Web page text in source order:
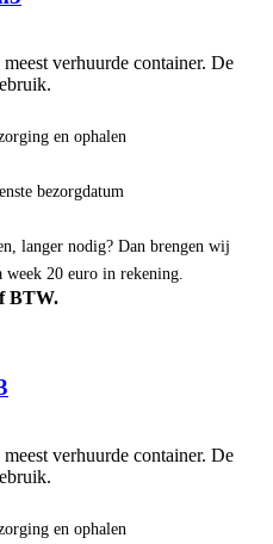
verhuurde container. De
en ophalen
bezorgdatum
langer nodig? Dan brengen wij
week 20 euro in rekening.
BTW.
verhuurde container. De
en ophalen